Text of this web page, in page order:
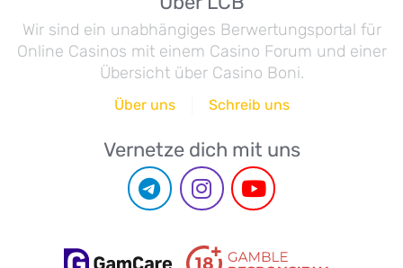
Wir sind ein unabhängiges Berwertungsportal für
Online Casinos mit einem Casino Forum und einer
Übersicht über Casino Boni.
Über uns Schreib uns
Vernetze dich mit uns